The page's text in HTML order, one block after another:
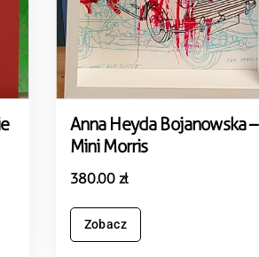
Anna Heyda Bojanowska –
Mini Morris
380.00 zł
Zobacz